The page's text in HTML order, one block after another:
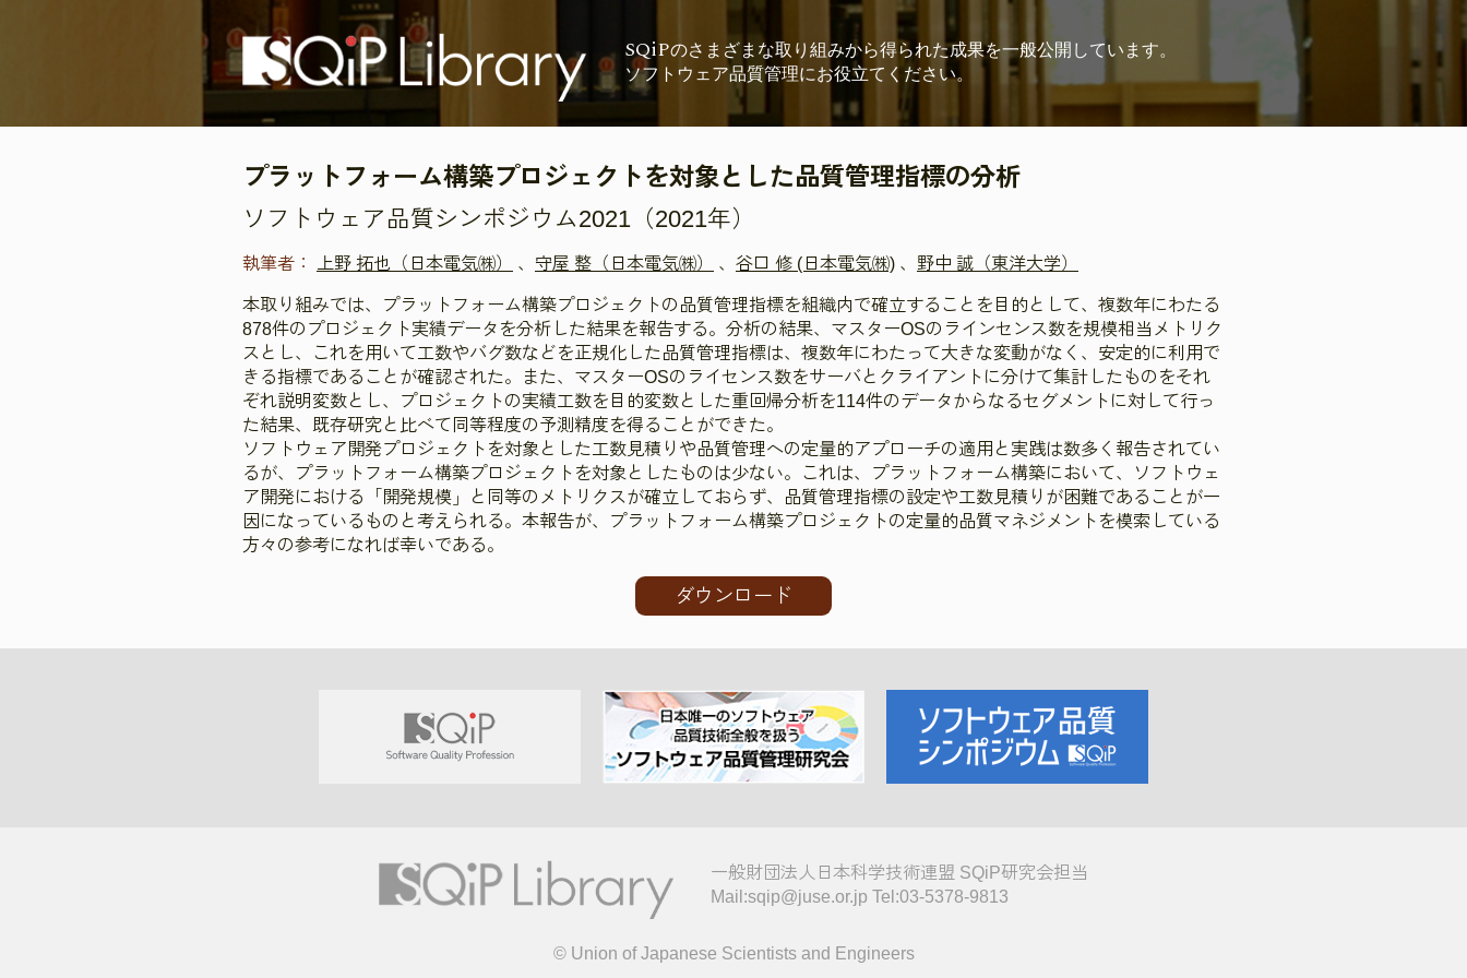
SQiPのさまざまな取り組みから得られた成果を一般公開しています。
ソフトウェア品質管理にお役立てください。
プラットフォーム構築プロジェクトを対象とした品質管理指標の分析
ソフトウェア品質シンポジウム2021（2021年）
執筆者： 上野 拓也（日本電気㈱） 、 守屋 整（日本電気㈱） 、 谷口 修 (日本電気㈱) 、 野中 誠（東洋大学）
本取り組みでは、プラットフォーム構築プロジェクトの品質管理指標を組織内で確立することを目的として、複数年にわたる
878件のプロジェクト実績データを分析した結果を報告する。分析の結果、マスターOSのラインセンス数を規模相当メトリク
スとし、これを用いて工数やバグ数などを正規化した品質管理指標は、複数年にわたって大きな変動がなく、安定的に利用で
きる指標であることが確認された。また、マスターOSのライセンス数をサーバとクライアントに分けて集計したものをそれ
ぞれ説明変数とし、プロジェクトの実績工数を目的変数とした重回帰分析を114件のデータからなるセグメントに対して行っ
た結果、既存研究と比べて同等程度の予測精度を得ることができた。
ソフトウェア開発プロジェクトを対象とした工数見積りや品質管理への定量的アプローチの適用と実践は数多く報告されてい
るが、プラットフォーム構築プロジェクトを対象としたものは少ない。これは、プラットフォーム構築において、ソフトウェ
ア開発における「開発規模」と同等のメトリクスが確立しておらず、品質管理指標の設定や工数見積りが困難であることが一
因になっているものと考えられる。本報告が、プラットフォーム構築プロジェクトの定量的品質マネジメントを模索している
方々の参考になれば幸いである。
ダウンロード
一般財団法人日本科学技術連盟 SQiP研究会担当
Mail:sqip@juse.or.jp Tel:03-5378-9813
© Union of Japanese Scientists and Engineers